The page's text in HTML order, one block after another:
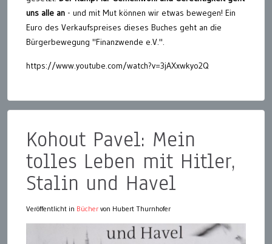
uns alle an - und mit Mut können wir etwas bewegen! Ein
Euro des Verkaufspreises dieses Buches geht an die
Bürgerbewegung "Finanzwende e.V.".
https://www.youtube.com/watch?v=3jAXxwkyo2Q
Kohout Pavel: Mein
tolles Leben mit Hitler,
Stalin und Havel
Veröffentlicht in Bücher von Hubert Thurnhofer